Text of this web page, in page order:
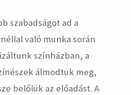
szabadságot ad a
való munka során
színházban, a
álmodtuk meg,
belőlük az előadást. A